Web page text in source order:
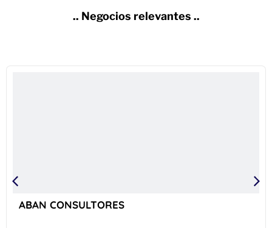
.. Negocios relevantes ..
ABAN CONSULTORES